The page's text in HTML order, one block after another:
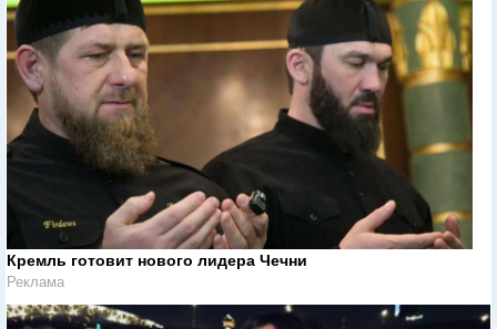
Кремль готовит нового лидера Чечни
Реклама